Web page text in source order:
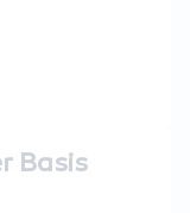
Basis